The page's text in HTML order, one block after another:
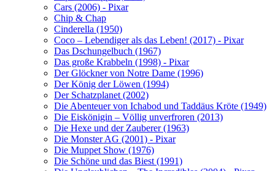
Cars (2006) - Pixar
Chip & Chap
Cinderella (1950)
Coco – Lebendiger als das Leben! (2017) - Pixar
Das Dschungelbuch (1967)
Das große Krabbeln (1998) - Pixar
Der Glöckner von Notre Dame (1996)
Der König der Löwen (1994)
Der Schatzplanet (2002)
Die Abenteuer von Ichabod und Taddäus Kröte (1949)
Die Eiskönigin – Völlig unverfroren (2013)
Die Hexe und der Zauberer (1963)
Die Monster AG (2001) - Pixar
Die Muppet Show (1976)
Die Schöne und das Biest (1991)